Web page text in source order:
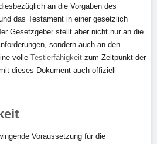
an die Vorgaben des
das Testament in einer gesetzlich
Gesetzgeber stellt aber nicht nur an die
sondern auch an den
volle Testierfähigkeit zum Zeitpunkt der
dieses Dokument auch offiziell
Voraussetzung für die